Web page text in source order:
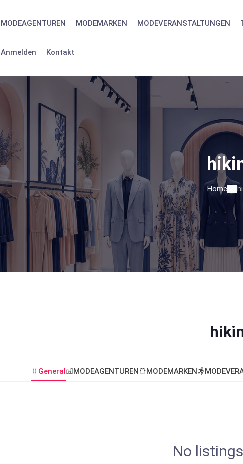
MODEAGENTUREN MODEMARKEN MODEVERANSTALTUNGEN
Anmelden Kontakt
Home
General MODEAGENTUREN MODEMARKEN
No